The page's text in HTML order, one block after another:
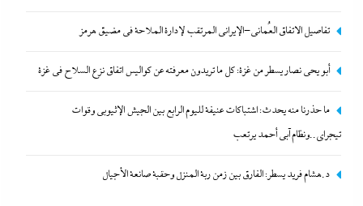
أبو يحى نصار يسطر من غزة: كل ما تريدون معرفته عن كواليس اتفاق
نزع السلاح في غزة
تفاصيل الاتفاق العُماني-الإيراني المرتقب لإدارة الملاحة في مضيق هرمز
أبو يحى نصار يسطر من غزة: كل ما تريدون معرفته عن كواليس اتفاق نزع السلاح في غزة
ما حذرنا منه يحدث: اشتباكات عنيفة لليوم الرابع بين الجيش الإثيوبي وقوات
تيجراي..ونظام آبي أحمد يرتعب
د.هشام فريد يسطر: الفارق بين زمن ربة المنزل وحقبة صانعة الأجيال